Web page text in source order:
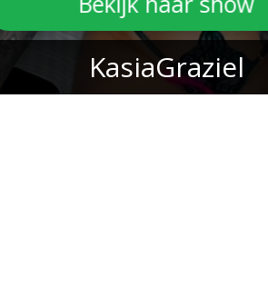
KasiaGraziel